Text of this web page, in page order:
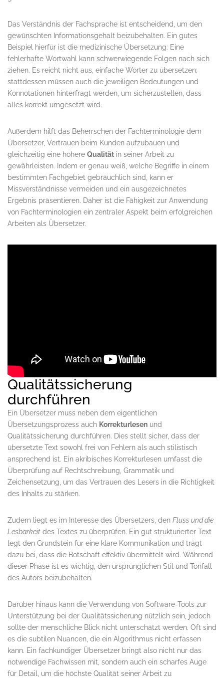
Das Verständnis der Fachsprache ist entscheidend, um den
gewünschten Informationsgehalt beizubehalten. Ein gutes
Beispiel hierfür ist die medizinische Übersetzung: Eine
fehlerhafte Wortwahl kann schwerwiegende Folgen nach sich
ziehen. Es reicht nicht aus, einfache Wörter zu übersetzen;
stattdessen müssen auch die jeweiligen Bedeutungen und
Konnotationen hinterfragt werden, um sicherzustellen, dass
alles korrekt umgesetzt wird.
Außerdem hilft das Beherrschen der Fachterminologie dem
Übersetzer, Vertrauen beim Kunden aufzubauen und
gleichzeitig eine höhere Qualität in seiner Arbeit zu
gewährleisten. Indem er genau weiß, welche Begriffe in einem
bestimmten Fachgebiet gebräuchlich sind, kann er
Missverständnisse vermeiden und ein ausgezeichnetes
Ergebnis präsentieren. Daher ist die Fähigkeit zur Anwendung
von Fachterminologien ein zentraler Aspekt beim erfolgreichen
Arbeiten als Übersetzer.
Korrekturlesen und
Qualitätssicherung
durchführen
Ein Übersetzer muss neben dem eigentlichen
Übersetzungsprozess auch Korrekturlesen und
Qualitätssicherung durchführen. Dies stellt sicher, dass der
übersetzte Text sowohl frei von Fehlern als auch stilistisch
ansprechend ist. Ein akribisches Korrekturlesen umfasst die
Überprüfung auf Rechtschreibung, Grammatik und
Zeichensetzung, um das Vertrauen des Lesers in die Richtigkeit
des Inhalts zu stärken.
Zudem liegt es im Interesse des Übersetzers, den Fluss und die
Lesbarkeit des Textes zu überprüfen. Ein gut strukturierter Text
legt den Grundstein für eine klare Kommunikation und trägt
dazu bei, dass die Botschaft effektiv übermittelt wird. Während
dieser Phase ist es wichtig, den ursprünglichen Stil und Tonfall
des Autors beizubehalten.
Darüber hinaus kann die Verwendung von Software-Tools zur
Unterstützung bei der Qualitätssicherung nützlich sein, jedoch
sollte der menschliche Blick nicht unterschätzt werden. Oft sind
es die subtilen Nuancen, die ein Algorithmus nicht erfassen
kann. Ein fachkundiger Übersetzer bringt also nicht nur das
notwendige Fachwissen mit, sondern auch ein scharfes Auge
für Detail, um die höchste Qualität seiner Arbeit zu